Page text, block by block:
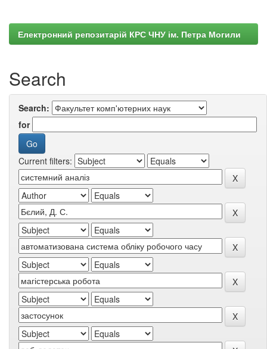
Електронний репозитарій КРС ЧНУ ім. Петра Могили
Search
Search:
for
Current filters: